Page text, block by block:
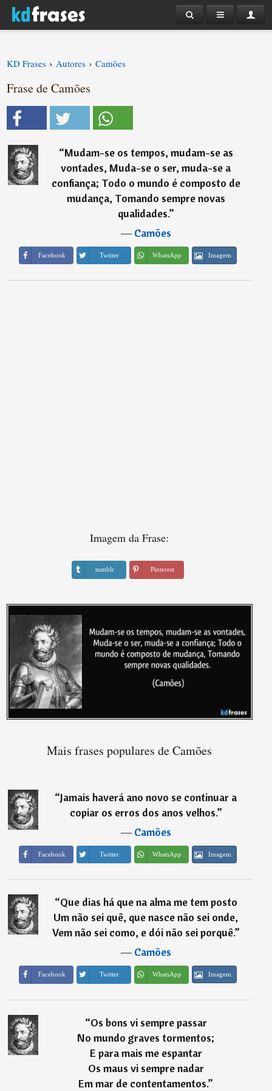
KD Frases › Autores › Camões
Frase de Camões
“Mudam-se os tempos, mudam-se as
vontades, Muda-se o ser, muda-se a
confiança; Todo o mundo é composto de
mudança, Tomando sempre novas
qualidades.”
―Camões
Facebook Twitter WhatsApp Imagem
Imagem da Frase:
tumblr Pinterest
Mais frases populares de Camões
“Jamais haverá ano novo se continuar a
copiar os erros dos anos velhos.”
―Camões
Facebook Twitter WhatsApp Imagem
“Que dias há que na alma me tem posto
Um não sei quê, que nasce não sei onde,
Vem não sei como, e dói não sei porquê.”
―Camões
Facebook Twitter WhatsApp Imagem
“Os bons vi sempre passar
No mundo graves tormentos;
E para mais me espantar
Os maus vi sempre nadar
Em mar de contentamentos.”